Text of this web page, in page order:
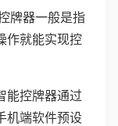
牌器一般是指
作就能实现控
能控牌器通过
机端软件预设